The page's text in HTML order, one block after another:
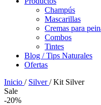
Champús
Mascarillas
Cremas para
Combos
Tintes
Blog / Tips Naturales
Ofertas
Inicio / Silver/ Kit Silver
Sale
-20%